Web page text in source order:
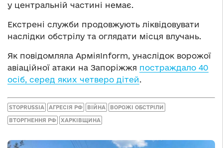
у центральній частині немає.
Екстрені служби продовжують ліквідовувати
наслідки обстрілу та оглядати місця влучань.
Як повідомляла АрміяInform, унаслідок ворожої
авіаційної атаки на Запоріжжя постраждало 40
осіб, серед яких четверо дітей.
STOPRUSSIA АГРЕСІЯ РФ ВІЙНА ВОРОЖІ ОБСТРІЛИ
ВТОРГНЕННЯ РФ ХАРКІВЩИНА